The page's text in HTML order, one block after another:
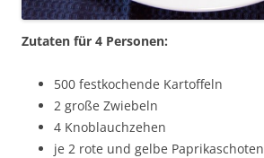
Zutaten für 4 Personen:
500 festkochende Kartoffeln
2 große Zwiebeln
4 Knoblauchzehen
je 2 rote und gelbe Paprikaschoten